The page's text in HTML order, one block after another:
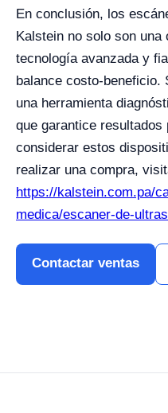
En conclusión, los
Kalstein no solo son
tecnología avanzada y
balance costo-beneficio.
una herramienta
que garantice
considerar estos
realizar una compra,
https://kalstein.com.pa/
medica/escaner-de-
Contactar ventas